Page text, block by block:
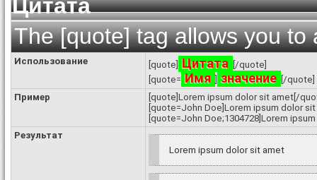
Цитата
The [quote] tag allows you
Использование [quote] Цитата
[/quote]
[quote= Имя значение [/quote]
Пример
[quote]Lorem ipsum dolor sit amet[/
[quote=John Doe]Lorem ipsum dolor
[quote=John Doe;1304728]Lorem
Результат
Lorem ipsum dolor sit amet